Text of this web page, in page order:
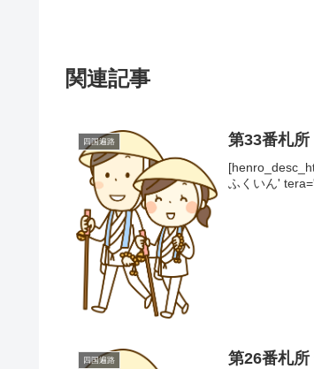
関連記事
四国遍路 第33番札
ふくいん'
四国遍路 第26番札